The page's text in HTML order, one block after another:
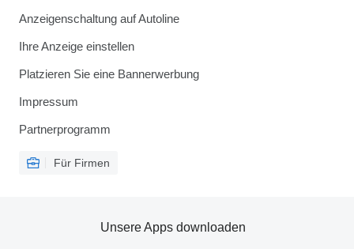
Anzeigenschaltung auf Autoline
Ihre Anzeige einstellen
Platzieren Sie eine Bannerwerbung
Impressum
Partnerprogramm
Für Firmen
Unsere Apps downloaden